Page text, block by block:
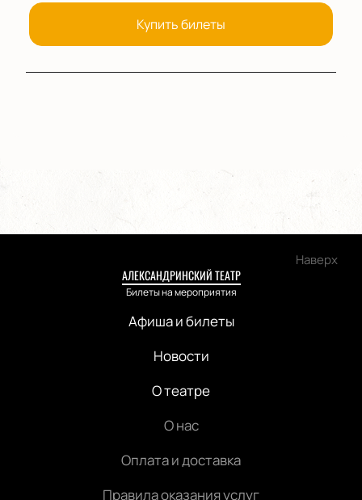
Купить билеты
Наверх
АЛЕКСАНДРИНСКИЙ ТЕАТР
Билеты на мероприятия
Афиша и билеты
Новости
О театре
О нас
Оплата и доставка
Правила оказания услуг